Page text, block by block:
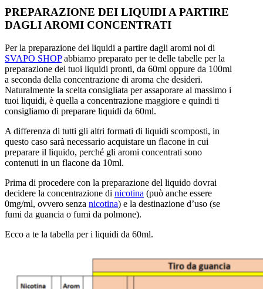
PREPARAZIONE DEI LIQUIDI A PARTIRE
DAGLI AROMI CONCENTRATI
Per la preparazione dei liquidi a partire dagli aromi noi di
SVAPO SHOPabbiamo preparato per te delle tabelle per la
preparazione dei tuoi liquidi pronti, da 60ml oppure da 100ml
a seconda della concentrazione di aroma che desideri.
Naturalmente la scelta consigliata per assaporare al massimo i
tuoi liquidi, è quella a concentrazione maggiore e quindi ti
consigliamo di preparare liquidi da 60ml.
A differenza di tutti gli altri formati di liquidi scomposti, in
questo caso sarà necessario acquistare un flacone in cui
preparare il liquido, perché gli aromi concentrati sono
contenuti in un flacone da 10ml.
Prima di procedere con la preparazione del liquido dovrai
decidere la concentrazione di nicotina (può anche essere
0mg/ml, ovvero senza nicotina) e la destinazione d’uso (se
fumi da guancia o fumi da polmone).
Ecco a te la tabella per i liquidi da 60ml.